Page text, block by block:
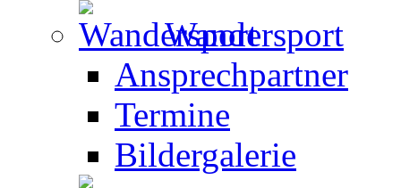
Wandersport
Ansprechpartner
Termine
Bildergalerie